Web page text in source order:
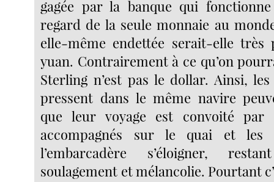
gagée par la banque qui
regard de la seule monnaie au
elle-même endettée serait-elle très
yuan. Contrairement à ce qu’on
Sterling n’est pas le dollar. Ainsi,
pressent dans le même navire
que leur voyage est convoité
accompagnés sur le quai et les
l’embarcadère s’éloigner,
soulagement et mélancolie. Pourtant